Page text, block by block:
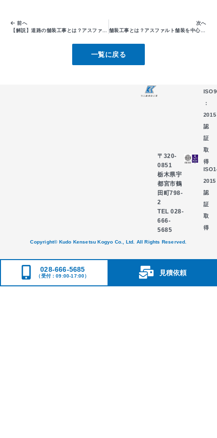
前へ
次へ
舗装工事とは？アスファルト舗装を中心にわかりやすく解説
一覧に戻る
〒320-
0851
栃木県宇
都宮市鶴
田町798-
2
TEL 028-
666-
5685
：
2015
認
証
取
得
2015
認
証
取
得
Copyright© Kudo Kensetsu Kogyo Co., Ltd. All Rights Reserved.
028-666-5685
（受付：09:00-17:00） 見積依頼